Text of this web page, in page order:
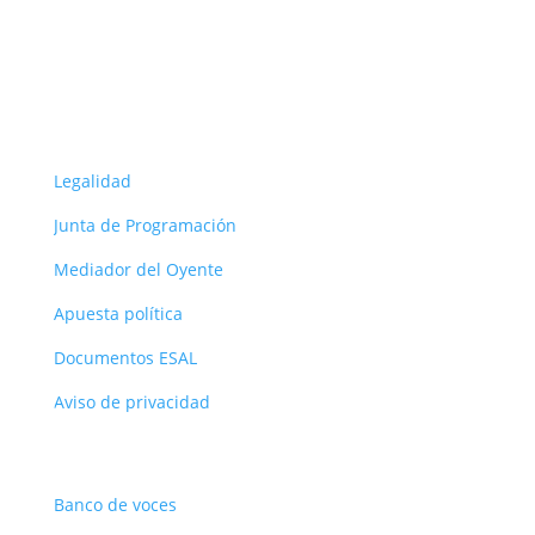
Legalidad
Junta de Programación
Mediador del Oyente
Apuesta política
Documentos ESAL
Aviso de privacidad
Banco de voces